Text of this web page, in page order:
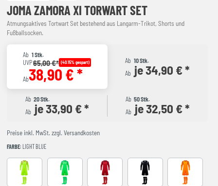
JOMA ZAMORA XI TORWART SET
Atmungsaktives Tortwart Set bestehend aus Langarm-Trikot, Shorts und
Fußballsocken.
Ab 1 Stk.
UVP65,00 €* (40.15% gespart)
Ab38,90 € *
Ab 10 Stk.
Ab je 34,90 € *
Ab 20 Stk.
Ab je 33,90 € *
Ab 50 Stk.
Ab je 32,50 € *
Preise inkl. MwSt. zzgl. Versandkosten
FARBE: LIGHT BLUE
AMARILLO FLUORFLUOR GREEN RED-NAVY BLACK-GREY NARANJA